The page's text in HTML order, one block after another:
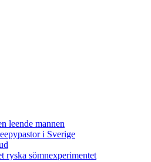
leende mannen
i Sverige
ryska sömnexperimentet